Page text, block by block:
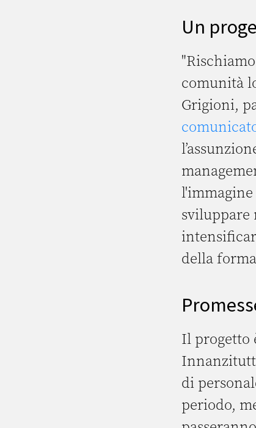
Un
comunità
Grigioni,
sviluppare
della
Il progetto
di
periodo,